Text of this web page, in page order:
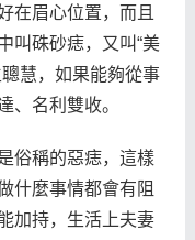
在眉心位置，而且
叫硃砂痣，又叫“美
慧，如果能夠從事
、名利雙收。
俗稱的惡痣，這樣
什麼事情都會有阻
加持，生活上夫妻